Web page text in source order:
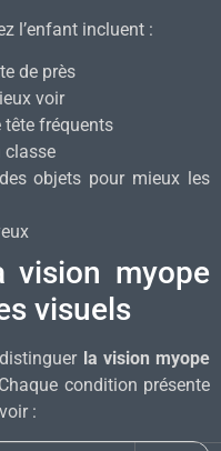
l’enfant incluent :
de près
voir
tête fréquents
classe
objets pour mieux les
vision myope
visuels
la vision myope
condition présente
: